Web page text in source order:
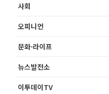
사회
오피니언
문화·라이프
뉴스발전소
이투데이TV